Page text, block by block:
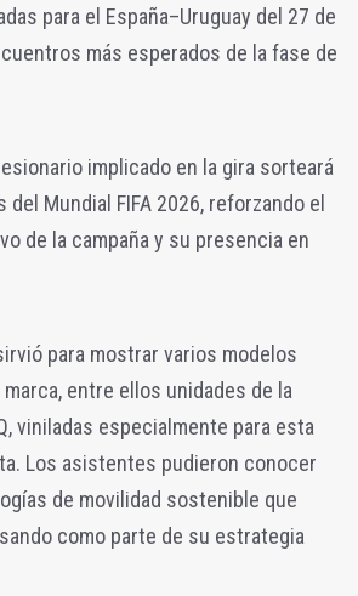
para el España–Uruguay del 27 de
más esperados de la fase de
implicado en la gira sorteará
Mundial FIFA 2026, reforzando el
de la campaña y su presencia en
para mostrar varios modelos
entre ellos unidades de la
viniladas especialmente para esta
Los asistentes pudieron conocer
de movilidad sostenible que
como parte de su estrategia